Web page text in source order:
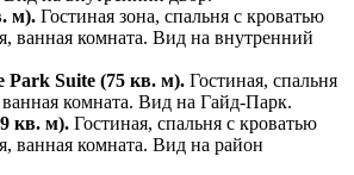
м). Гостиная зона, спальня с кроватью
ванная комната. Вид на внутренний
Park Suite (75 кв. м). Гостиная, спальня
комната. Вид на Гайд-Парк.
кв. м). Гостиная, спальня с кроватью
ванная комната. Вид на район